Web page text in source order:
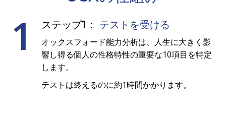
1 ステップ1： テストを受ける
オックスフォード能力分析は、人生に大きく影
響し得る個人の性格特性の重要な10項目を特定
します。
テストは終えるのに約1時間かかります。